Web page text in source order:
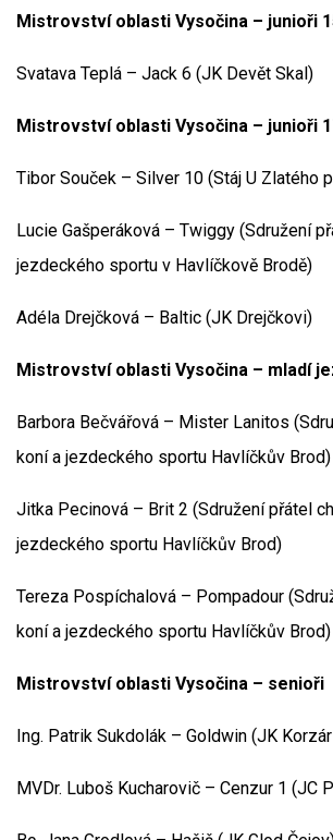
Mistrovství oblasti Vysočina – junioři
Svatava Teplá – Jack 6 (JK Devět Skal)
Mistrovství oblasti Vysočina – junioři
Tibor Souček – Silver 10 (Stáj U Zlatého
Lucie Gašperáková – Twiggy (Sdružení
jezdeckého sportu v Havlíčkově Brodě)
Adéla Drejčková – Baltic (JK Drejčkovi)
Mistrovství oblasti Vysočina – mladí
Barbora Bečvářová – Mister Lanitos
koní a jezdeckého sportu Havlíčkův Brod)
Jitka Pecinová – Brit 2 (Sdružení přátel
jezdeckého sportu Havlíčkův Brod)
Tereza Pospíchalová – Pompadour
koní a jezdeckého sportu Havlíčkův Brod)
Mistrovství oblasti Vysočina – senioři
Ing. Patrik Sukdolák – Goldwin (JK
MVDr. Luboš Kucharovič – Cenzur 1 (JC